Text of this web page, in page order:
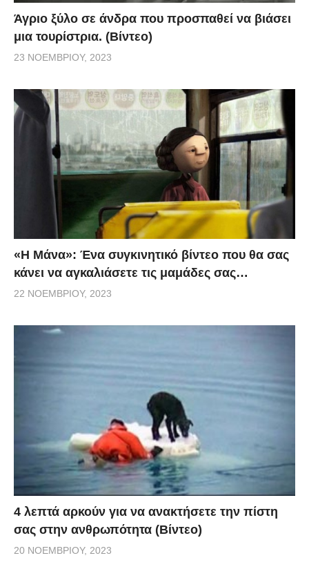
Άγριο ξύλο σε άνδρα που προσπαθεί να βιάσει
μια τουρίστρια. (Βίντεο)
23 ΝΟΕΜΒΡΊΟΥ, 2023
«H Μάνα»: Ένα συγκινητικό βίντεο που θα σας
κάνει να αγκαλιάσετε τις μαμάδες σας…
22 ΝΟΕΜΒΡΊΟΥ, 2023
4 λεπτά αρκούν για να ανακτήσετε την πίστη
σας στην ανθρωπότητα (Βίντεο)
20 ΝΟΕΜΒΡΊΟΥ, 2023